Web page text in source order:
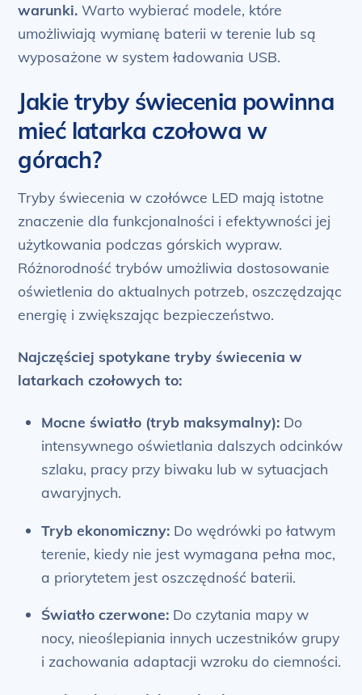
warunki. Warto wybierać modele, które
umożliwiają wymianę baterii w terenie lub są
wyposażone w system ładowania USB.
Jakie tryby świecenia powinna
mieć latarka czołowa w
górach?
Tryby świecenia w czołówce LED mają istotne
znaczenie dla funkcjonalności i efektywności jej
użytkowania podczas górskich wypraw.
Różnorodność trybów umożliwia dostosowanie
oświetlenia do aktualnych potrzeb, oszczędzając
energię i zwiększając bezpieczeństwo.
Najczęściej spotykane tryby świecenia w
latarkach czołowych to:
Mocne światło (tryb maksymalny):Do
intensywnego oświetlania dalszych odcinków
szlaku, pracy przy biwaku lub w sytuacjach
awaryjnych.
Tryb ekonomiczny:Do wędrówki po łatwym
terenie, kiedy nie jest wymagana pełna moc,
a priorytetem jest oszczędność baterii.
Światło czerwone:Do czytania mapy w
nocy, nieoślepiania innych uczestników grupy
i zachowania adaptacji wzroku do ciemności.